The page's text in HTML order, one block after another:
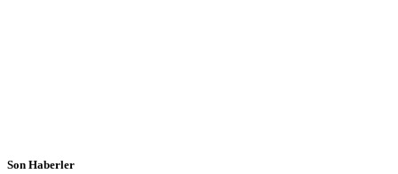
Son Haberler